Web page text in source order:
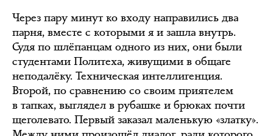
Через пару минут ко входу направились два
парня, вместе с которыми я и зашла внутрь.
Судя по шлёпанцам одного из них, они были
студентами Политеха, живущими в общаге
неподалёку. Техническая интеллигенция.
Второй, по сравнению со своим приятелем
в тапках, выглядел в рубашке и брюках почти
щеголевато. Первый заказал маленькую «златку».